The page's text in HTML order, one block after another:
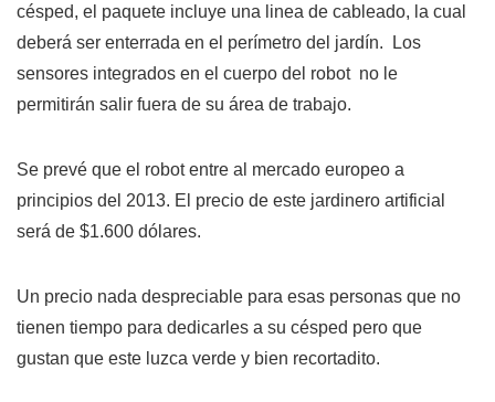
césped, el paquete incluye una linea de cableado, la cual
deberá ser enterrada en el perímetro del jardín. Los
sensores integrados en el cuerpo del robot no le
permitirán salir fuera de su área de trabajo.
Se prevé que el robot entre al mercado europeo a
principios del 2013. El precio de este jardinero artificial
será de $1.600 dólares.
Un precio nada despreciable para esas personas que no
tienen tiempo para dedicarles a su césped pero que
gustan que este luzca verde y bien recortadito.